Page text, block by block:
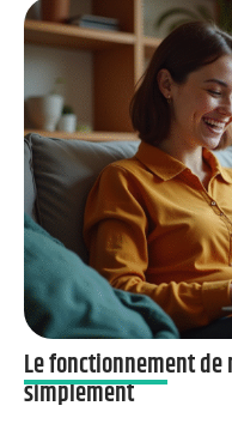
Le fonctionnement
simplement